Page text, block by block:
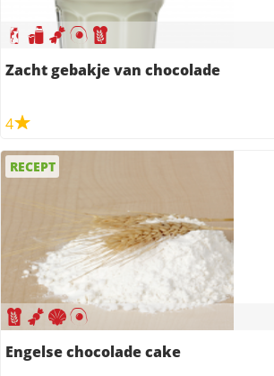
Zacht gebakje van chocolade
4
RECEPT
Engelse chocolade cake